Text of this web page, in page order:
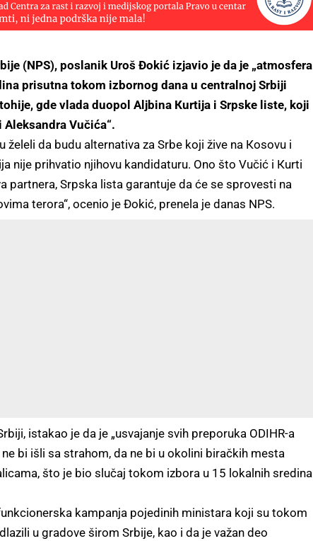
(NPS), poslanik Uroš Đokić izjavio je da je „atmosfera
prisutna tokom izbornog dana u centralnoj Srbiji
gde vlada duopol Aljbina Кurtija i Srpske liste, koji
Vučića“.
želeli da budu alternativa za Srbe koji žive na Кosovu i
nije prihvatio njihovu kandidaturu. Ono što Vučić i Кurti
partnera, Srpska lista garantuje da će se sprovesti na
terora“, ocenio je Đokić, prenela je danas NPS.
istakao je da je „usvajanje svih preporuka ODIHR-a
bi išli sa strahom, da ne bi u okolini biračkih mesta
što je bio slučaj tokom izbora u 15 lokalnih sredina
kampanja pojedinih ministara koji su tokom
u gradove širom Srbije, kao i da je važan deo